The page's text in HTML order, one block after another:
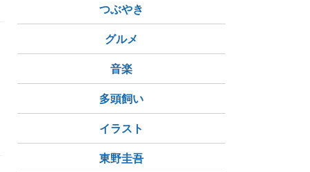
つぶやき
グルメ
音楽
多頭飼い
イラスト
東野圭吾